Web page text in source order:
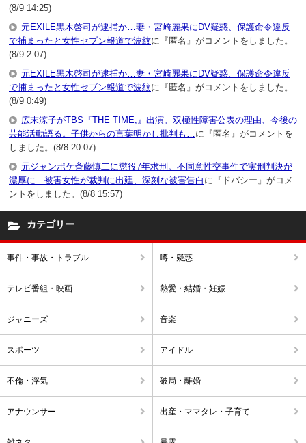
(8/9 14:25)
元EXILE黒木啓司が逮捕か…妻・宮崎麗果にDV疑惑、保護命令違反
で捕まったと女性セブン報道で波紋に『匿名』がコメントをしました。
(8/9 2:07)
元EXILE黒木啓司が逮捕か…妻・宮崎麗果にDV疑惑、保護命令違反
で捕まったと女性セブン報道で波紋に『匿名』がコメントをしました。
(8/9 0:49)
広末涼子がTBS『THE TIME,』出演。双極性障害公表の理由、今後の
芸能活動語る。子供からの言葉明かし批判も… に『匿名』がコメントを
しました。(8/8 20:07)
元ジャンポケ斉藤慎二に懲役7年求刑。不同意性交事件で実刑判決が
濃厚に…被害女性が裁判に出廷、深刻な被害告白 に『ドバシー』がコメ
ントをしました。(8/8 15:57)
カテゴリー
事件・事故・トラブル 噂・疑惑
テレビ番組・映画 熱愛・結婚・妊娠
ジャニーズ 音楽
スポーツ アイドル
不倫・浮気 破局・離婚
アナウンサー 出産・ママタレ・子育て